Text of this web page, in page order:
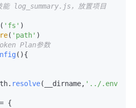
能 log_summary.js，放置项目
( 'fs'
( 'path'
Plan参数
( ){
resolve(__dirname, '../.env'
{